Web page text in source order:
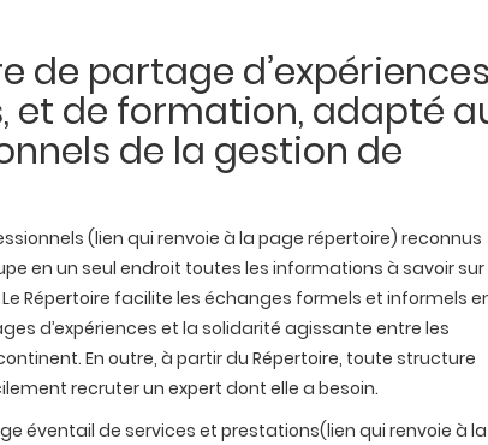
de partage
et de formation, adapté
de la gestion de
(lien qui renvoie à la page répertoire) reconnus
en un seul endroit toutes les informations à savoir sur
Répertoire facilite les échanges formels et informels
d’expériences et la solidarité agissante entre les
En outre, à partir du Répertoire, toute structure
recruter un expert dont elle a besoin.
éventail de services et prestations(lien qui renvoie à